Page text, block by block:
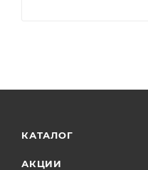
КАТАЛОГ
АКЦИИ